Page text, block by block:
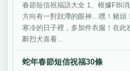
春節短信祝福語大全 1、根據FBI
方向有一對獃滯的眼神…嘿！豬頭
寒冷的日子裡，多加件衣服！在此
辭烈犬喜看...
蛇年春節短信祝福30條